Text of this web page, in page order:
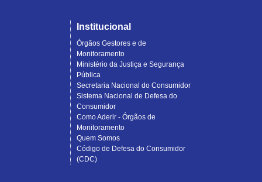
Institucional
Órgãos Gestores e de
Monitoramento
Ministério da Justiça e Segurança
Pública
Secretaria Nacional do Consumidor
Sistema Nacional de Defesa do
Consumidor
Como Aderir - Órgãos de
Monitoramento
Quem Somos
Código de Defesa do Consumidor
(CDC)